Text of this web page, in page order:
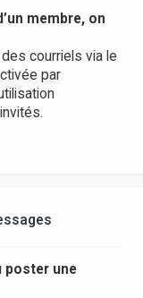
membre, on
courriels via le
par
poster une